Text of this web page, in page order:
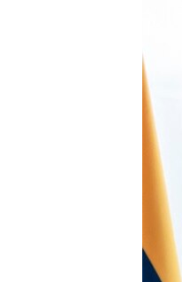
POPLAVE I KLIZIŠTA U BIH 2024.